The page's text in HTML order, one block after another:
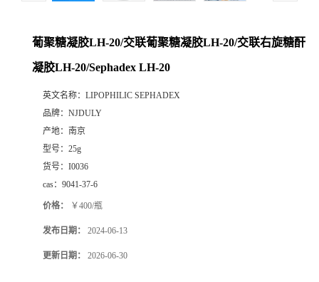
葡聚糖凝胶LH-20/交联葡聚糖凝胶LH-20/交联右旋糖酐
凝胶LH-20/Sephadex LH-20
英文名称： LIPOPHILIC SEPHADEX
品牌： NJDULY
产地： 南京
型号： 25g
货号： I0036
cas： 9041-37-6
价格： ￥400/瓶
发布日期： 2024-06-13
更新日期： 2026-06-30